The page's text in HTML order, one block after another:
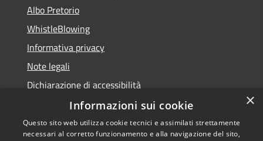
Albo Pretorio
WhistleBlowing
Informativa privacy
Note legali
Dichiarazione di accessibilità
×
Informazioni sui cookie
Questo sito web utilizza cookie tecnici e assimilati strettamente
necessari al corretto funzionamento e alla navigazione del sito,